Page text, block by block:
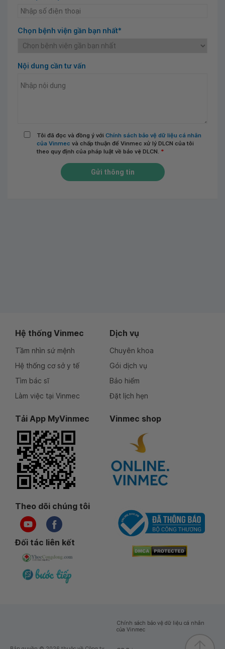
Chọn bệnh viện gần bạn nhất*
Nội dung cần tư vấn
Tôi đã đọc và đồng ý với Chính sách bảo vệ dữ liệu cá nhân
của Vinmec và chấp thuận để Vinmec xử lý DLCN của tôi
theo quy định của pháp luật về bảo vệ DLCN. *
Gửi thông tin
Hệ thống Vinmec
Tầm nhìn sứ mệnh
Hệ thống cơ sở y tế
Tìm bác sĩ
Làm việc tại Vinmec
Dịch vụ
Chuyên khoa
Gói dịch vụ
Bảo hiểm
Đặt lịch hẹn
Tải App MyVinmec Vinmec shop
Theo dõi chúng tôi
Đối tác liên kết
Chính sách bảo vệ dữ liệu cá nhân
của Vinmec